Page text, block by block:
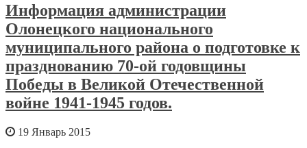
Информация администрации
Олонецкого национального
муниципального района о подготовке к
празднованию 70-ой годовщины
Победы в Великой Отечественной
войне 1941-1945 годов.
19 Январь 2015